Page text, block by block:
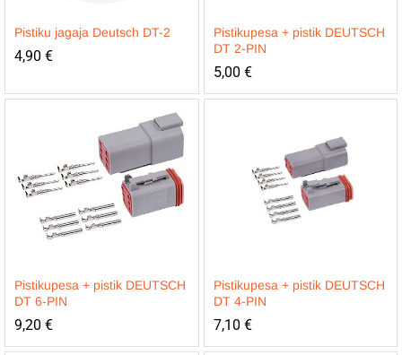
Pistiku jagaja Deutsch DT-2
4,90 €
Pistikupesa + pistik DEUTSCH
DT 2-PIN
5,00 €
Pistikupesa + pistik DEUTSCH
DT 6-PIN
9,20 €
Pistikupesa + pistik DEUTSCH
DT 4-PIN
7,10 €